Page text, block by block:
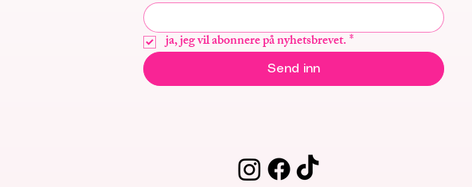
ja, jeg vil abonnere på nyhetsbrevet.*
Send inn